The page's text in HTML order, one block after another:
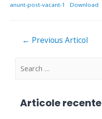
anunt-post-vacant-1 Download
Navigare
← Previous Articol
S
Articole recente